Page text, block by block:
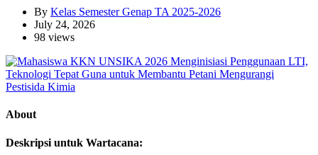
By Kelas Semester Genap TA 2025-2026
July 24, 2026
98 views
About
Deskripsi untuk Wartacana: